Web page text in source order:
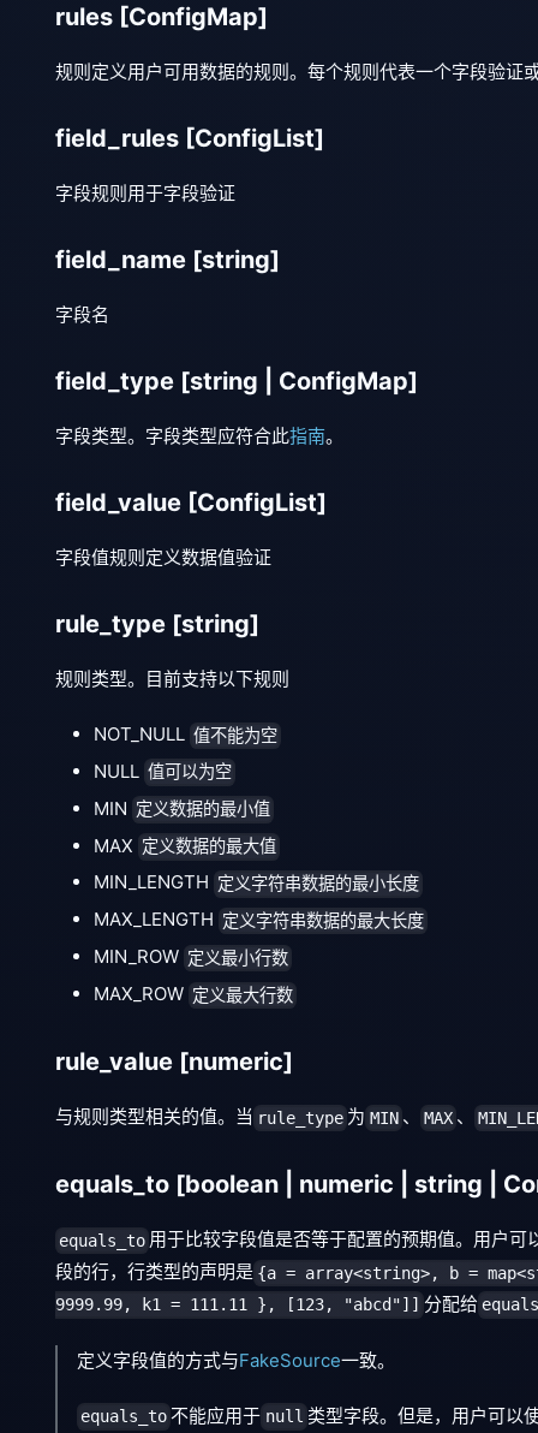
rules [ConfigMap]
规则定义用户可用数据的规则。每个规则代表一个字段验证
field_rules [ConfigList]
字段规则用于字段验证
field_name [string]
字段名
field_type [string | ConfigMap]
字段类型。字段类型应符合此指南。
field_value [ConfigList]
字段值规则定义数据值验证
rule_type [string]
规则类型。目前支持以下规则
NOT_NULL 值不能为空
NULL 值可以为空
MIN 定义数据的最小值
MAX 定义数据的最大值
MIN_LENGTH 定义字符串数据的最小长度
MAX_LENGTH 定义字符串数据的最大长度
MIN_ROW 定义最小行数
MAX_ROW 定义最大行数
rule_value [numeric]
与规则类型相关的值。当 rule_type 为 MIN 、 MAX 、
equals_to [boolean | numeric | string |
equals_to 用于比较字段值是否等于配置的预期值。用户可
段的行，行类型的声明是 {a = array<string>, b =
9999.99, k1 = 111.11 }, [123, "abcd"]]
分配给
定义字段值的方式与FakeSource一致。
equals_to 不能应用于 null 类型字段。但是，用户可以